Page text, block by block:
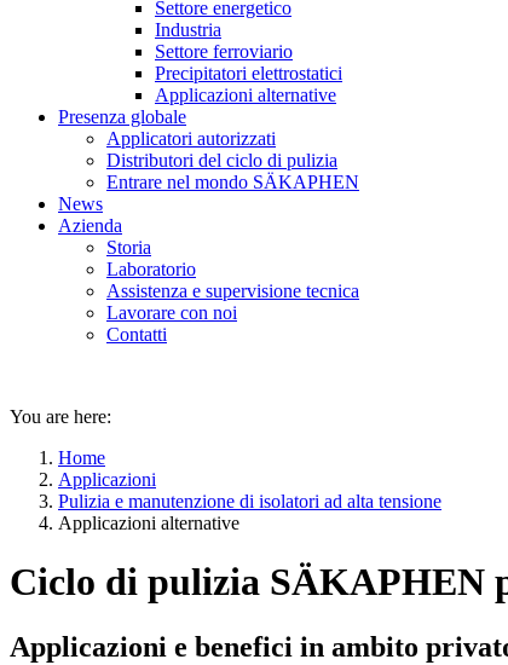
Settore energetico
Industria
Settore ferroviario
Precipitatori elettrostatici
Applicazioni alternative
Presenza globale
Applicatori autorizzati
Distributori del ciclo di pulizia
Entrare nel mondo SÄKAPHEN
News
Azienda
Storia
Laboratorio
Assistenza e supervisione tecnica
Lavorare con noi
Contatti
You are here:
Home
Applicazioni
Pulizia e manutenzione di isolatori ad alta tensione
Applicazioni alternative
Ciclo di pulizia SÄKAPHEN
Applicazioni e benefici in ambito